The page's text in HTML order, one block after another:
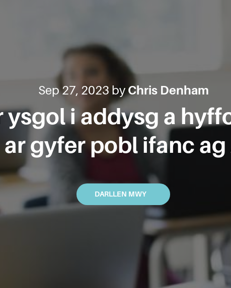
Sep 27, 2023 by Chris Denham
ysgol i addysg a
ar gyfer pobl ifanc ag
DARLLEN MWY